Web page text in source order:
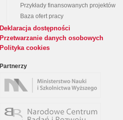
Przykłady finansowanych projektów
Baza ofert pracy
Deklaracja dostępności
Przetwarzanie danych osobowych
Polityka cookies
Partnerzy